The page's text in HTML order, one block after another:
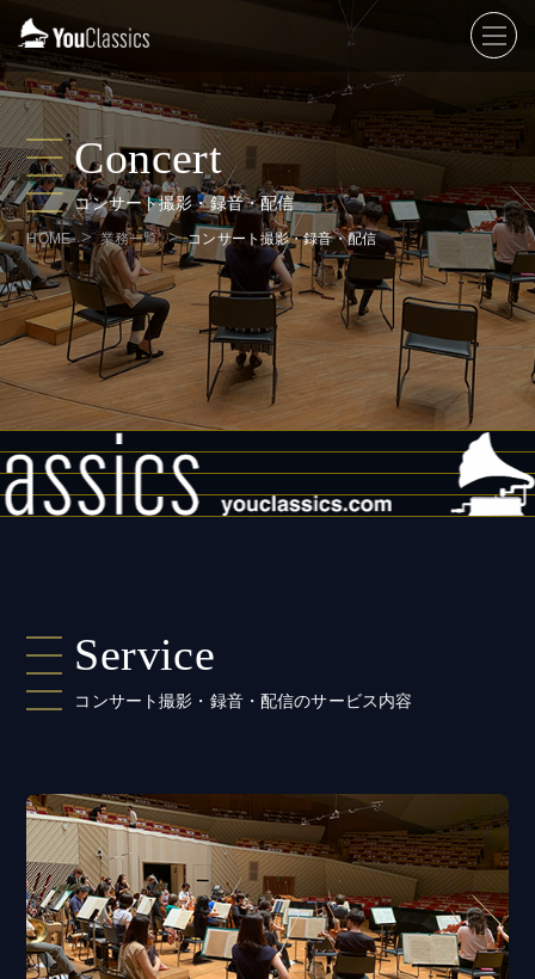
HOME 業務一覧 コンサート撮影・録音・配信
Concert
コンサート撮影・録音・配信
Service
コンサート撮影・録音・配信のサービス内容